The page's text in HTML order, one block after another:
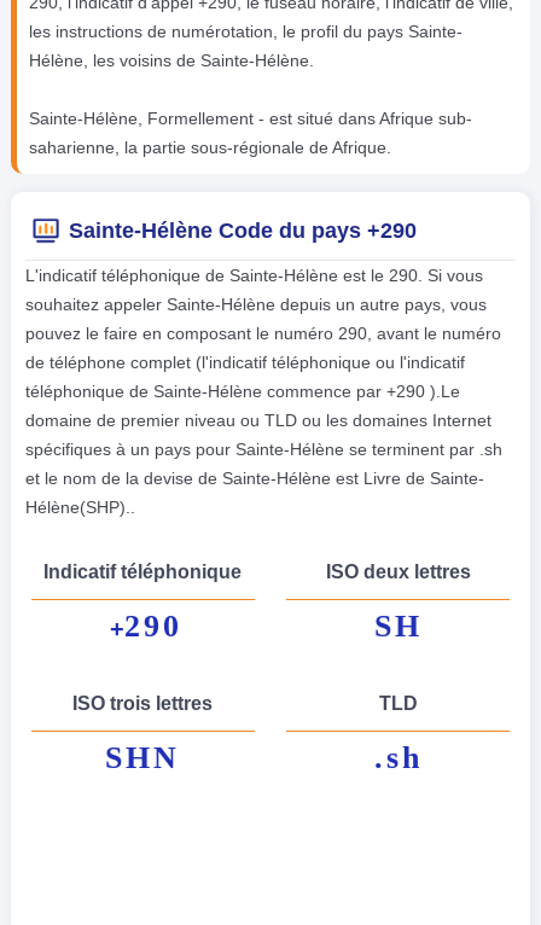
les instructions de numérotation, le profil du pays Sainte-
Hélène, les voisins de Sainte-Hélène.
Sainte-Hélène, Formellement - est situé dans Afrique sub-
saharienne, la partie sous-régionale de Afrique.
Sainte-Hélène Code du pays +290
L'indicatif téléphonique de Sainte-Hélène est le 290. Si vous
souhaitez appeler Sainte-Hélène depuis un autre pays, vous
pouvez le faire en composant le numéro 290, avant le numéro
de téléphone complet (l'indicatif téléphonique ou l'indicatif
téléphonique de Sainte-Hélène commence par +290 ).Le
domaine de premier niveau ou TLD ou les domaines Internet
spécifiques à un pays pour Sainte-Hélène se terminent par .sh
et le nom de la devise de Sainte-Hélène est Livre de Sainte-
Hélène(SHP)..
Indicatif téléphonique
+290
ISO deux lettres
SH
ISO trois lettres
SHN
TLD
.sh